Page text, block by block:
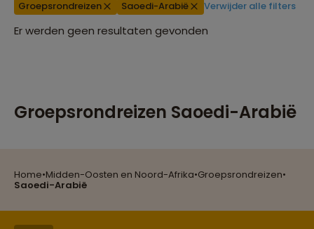
Home•Midden-Oosten en Noord-Afrika•Groepsrondreizen•
Saoedi-Arabië
Groepsrondreizen Saoedi-Arabië Verwijder alle filters
Er werden geen resultaten gevonden
Groepsrondreizen Saoedi-Arabië
Reizen met oog voor mens, cultuur en milieu